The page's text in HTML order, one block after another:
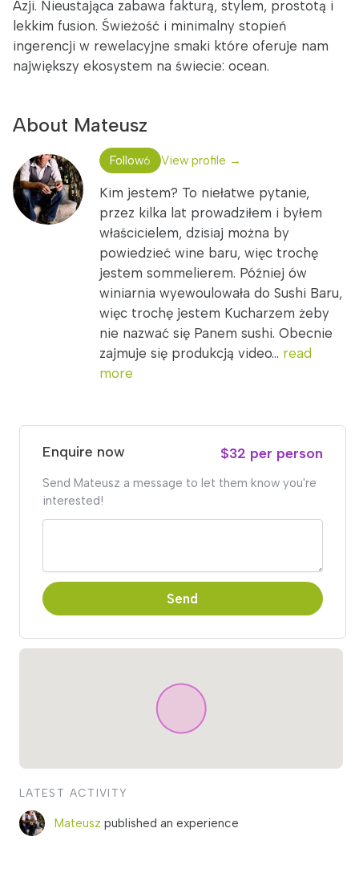
Azji. Nieustająca zabawa fakturą, stylem, prostotą i
lekkim fusion. Świeżość i minimalny stopień
ingerencji w rewelacyjne smaki które oferuje nam
największy ekosystem na świecie: ocean.
About Mateusz
Follow6 View profile →
Kim jestem? To niełatwe pytanie,
przez kilka lat prowadziłem i byłem
właścicielem, dzisiaj można by
powiedzieć wine baru, więc trochę
jestem sommelierem. Później ów
winiarnia wyewoulowała do Sushi Baru,
więc trochę jestem Kucharzem żeby
nie nazwać się Panem sushi. Obecnie
zajmuje się produkcją video... read
more
Enquire now $32 per person
Send Mateusz a message to let them know you're
interested!
Send
LATEST ACTIVITY
Mateusz published an experience